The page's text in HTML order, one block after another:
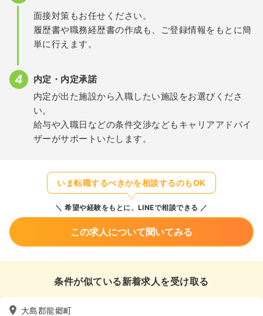
面接対策もお任せください。
履歴書や職務経歴書の作成も、ご登録情報をもとに簡
単に行えます。
内定・内定承諾
内定が出た施設から入職したい施設をお選びくださ
い。
給与や入職日などの条件交渉などもキャリアアドバイ
ザーがサポートいたします。
いま転職するべきかを相談するのもOK
希望や経験をもとに、LINEで相談できる
この求人について聞いてみる
条件が似ている新着求人を受け取る
大島郡龍郷町